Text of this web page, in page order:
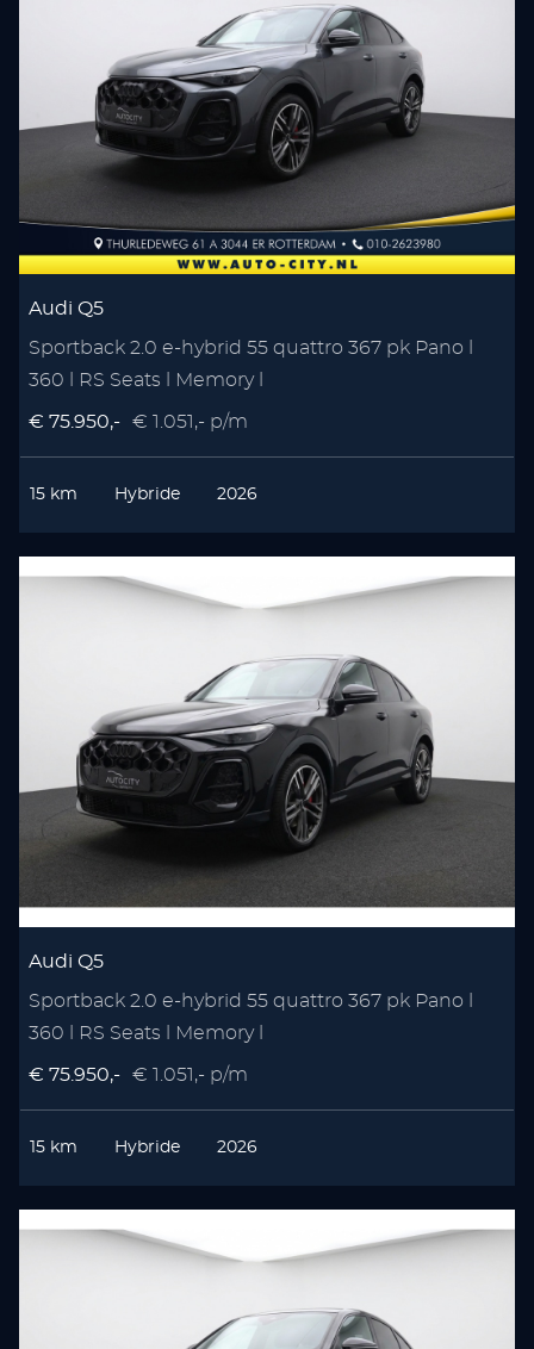
Audi Q5
Sportback 2.0 e-hybrid 55 quattro 367 pk Pano l
360 l RS Seats l Memory l
€ 75.950,- € 1.051,- p/m
15 km Hybride 2026
Audi Q5
Sportback 2.0 e-hybrid 55 quattro 367 pk Pano l
360 l RS Seats l Memory l
€ 75.950,- € 1.051,- p/m
15 km Hybride 2026